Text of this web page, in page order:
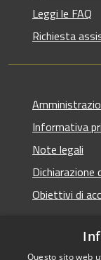
Leggi le FAQ
Richiesta
Informativa
Note legali
Dichiarazione
Obiettivi di
Questo sito web